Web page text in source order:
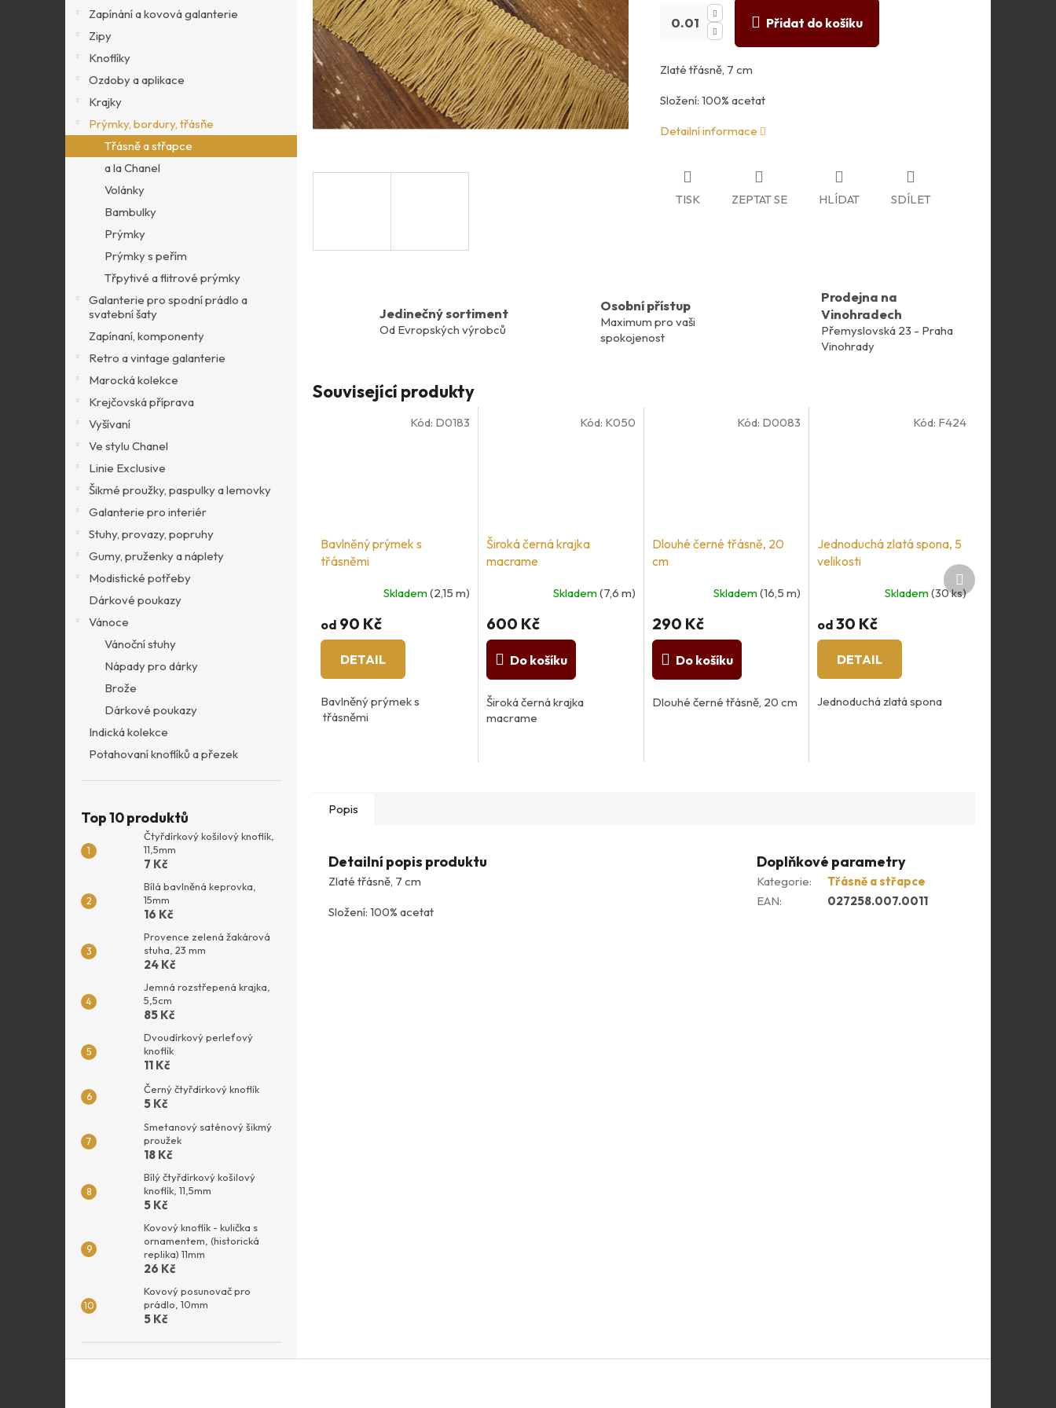
Zapínání a kovová galanterie
Zipy
Knoflíky
Ozdoby a aplikace
Krajky
Prýmky, bordury, třásňe
Třásně a střapce
a la Chanel
Volánky
Bambulky
Prýmky
Prýmky s peřím
Třpytivé a flitrové prýmky
Galanterie pro spodní prádlo a
svatební šaty
Zapínaní, komponenty
Retro a vintage galanterie
Marocká kolekce
Krejčovská příprava
Vyšívaní
Ve stylu Chanel
Linie Exclusive
Šikmé proužky, paspulky a lemovky
Galanterie pro interiér
Stuhy, provazy, popruhy
Gumy, pruženky a náplety
Modistické potřeby
Dárkové poukazy
Vánoce
Vánoční stuhy
Nápady pro dárky
Brože
Dárkové poukazy
Indická kolekce
Potahovaní knoflíků a přezek
Top 10 produktů
Čtyřdírkový košilový knoflík,
11,5mm
7 Kč
Bílá bavlněná keprovka,
15mm
16 Kč
Provence zelená žakárová
stuha, 23 mm
24 Kč
Jemná rozstřepená krajka,
5,5cm
85 Kč
Dvoudírkový perleťový
knoflík
11 Kč
Černý čtyřdírkový knoflík
5 Kč
Smetanový saténový šikmý
proužek
18 Kč
Bílý čtyřdírkový košilový
knoflík, 11,5mm
5 Kč
Kovový knoflík - kulička s
ornamentem, (historická
replika) 11mm
26 Kč
Kovový posunovač pro
prádlo, 10mm
5 Kč
Přidat do košíku
Zlaté třásně, 7 cm
Složení: 100% acetat
Detailní informace
TISK ZEPTAT SE HLÍDAT SDÍLET
Jedinečný sortiment
Od Evropských výrobců
Osobní přístup
Maximum pro vaši
spokojenost
Prodejna na
Vinohradech
Přemyslovská 23 - Praha
Vinohrady
Související produkty
Bavlněný prýmek s
třásněmi
Skladem(2,15 m)
od 90 Kč
DETAIL
Bavlněný prýmek s
třásněmi
Kód: D0183
Široká černá krajka
macrame
Skladem(7,6 m)
600 Kč
Do košíku
Široká černá krajka
macrame
Kód: K050
Dlouhé černé třásně, 20
cm
Skladem(16,5 m)
290 Kč
Do košíku
Dlouhé černé třásně, 20 cm
Kód: D0083
Jednoduchá zlatá spona, 5
velikosti
Skladem(30 ks)
od 30 Kč
DETAIL
Jednoduchá zlatá spona
Kód: F424
Další
produkt
Popis
Detailní popis produktu
Zlaté třásně, 7 cm
Složení: 100% acetat
Doplňkové parametry
Kategorie:
Třásně a střapce
EAN: 027258.007.0011